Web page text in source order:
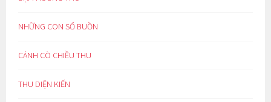
NHỮNG CON SỐ BUỒN
CÁNH CÒ CHIỀU THU
THU DIỆN KIẾN